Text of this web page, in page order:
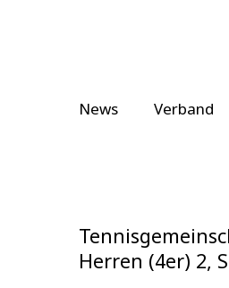
News Verband
Herren (4er) 2,